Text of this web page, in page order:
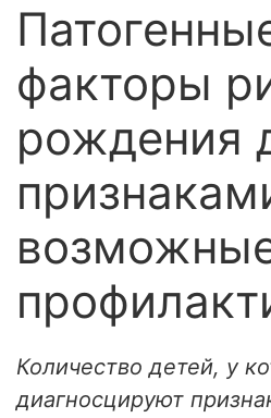
факторы
рождения
Количество детей, у
диагносцируют